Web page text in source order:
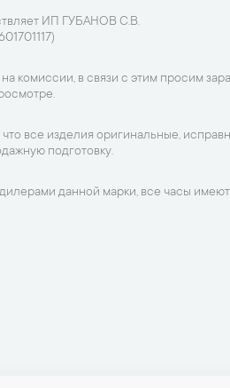
ИП ГУБАНОВ С.В.
на комиссии, в связи с этим просим
все изделия оригинальные,
подготовку.
данной марки, все часы